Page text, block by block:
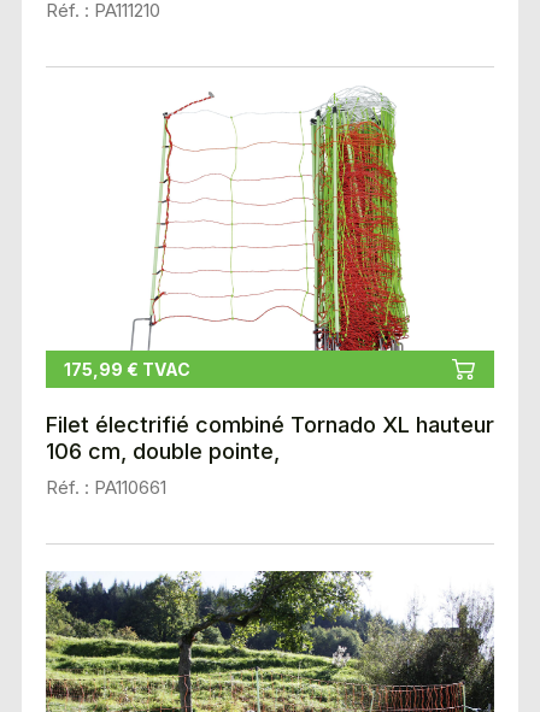
Réf. : PA111210
175,99 € TVAC
Filet électrifié combiné Tornado XL hauteur
106 cm, double pointe,
Réf. : PA110661